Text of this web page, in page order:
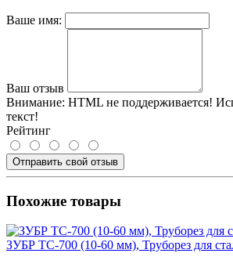
Ваше имя:
Ваш отзыв
Внимание: HTML не поддерживается!
текст!
Рейтинг
Отправить свой отзыв
Похожие товары
ЗУБР ТС-700 (10-60 мм), Труборез для